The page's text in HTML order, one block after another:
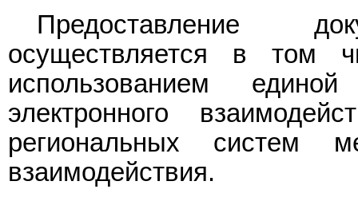
Предоставление
осуществляется в том
использованием
электронного
региональных систем
взаимодействия.